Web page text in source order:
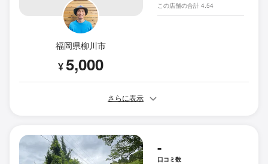
福岡県柳川市
¥5,000
この店舗の合計 4.54
さらに表示
-
口コミ数